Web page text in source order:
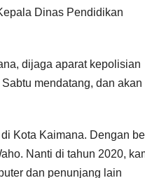
Dinas Pendidikan
dijaga aparat kepolisian
mendatang, dan akan
Kota Kaimana. Dengan
Nanti di tahun 2020,
dan penunjang lain